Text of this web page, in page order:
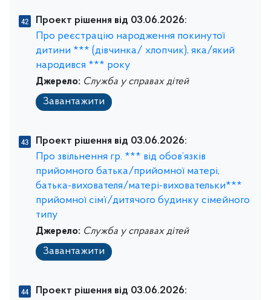
Проект рішення від 03.06.2026:
Про реєстрацію народження покинутої
дитини *** (дівчинка/ хлопчик), яка/який
народився *** року
Джерело: Служба у справах дітей
Завантажити
Проект рішення від 03.06.2026:
Про звільнення гр. *** від обов’язків
прийомного батька/прийомної матері,
батька-вихователя/матері-виховательки***
прийомної сім’ї/дитячого будинку сімейного
типу
Джерело: Служба у справах дітей
Завантажити
Проект рішення від 03.06.2026: